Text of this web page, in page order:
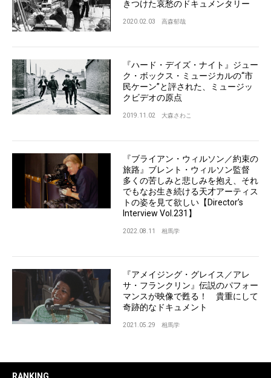
きつけた哀愁のドキュメンタリー
2020.02.03 高森郁哉
『ハード・デイズ・ナイト』ジュー
ク・ボックス・ミュージカルの“市
民ケーン”と評された、ミュージッ
クビデオの原点
2019.11.02 大森さわこ
『ブライアン・ウィルソン／約束の
旅路』ブレント・ウィルソン監督
多くの苦しみと悲しみを抱え、それ
でもなお生き続ける天才アーティス
トの姿を見て欲しい【Director’s
Interview Vol.231】
2022.08.11 相馬学
『アメイジング・グレイス／アレ
サ・フランクリン』伝説のパフォー
マンスが映像で甦る！ 貴重にして
奇跡的なドキュメント
2021.05.29 相馬学
RANKING